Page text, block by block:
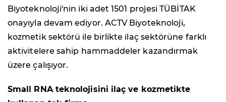
Biyoteknoloji'nin iki adet 1501 projesi TÜBİTAK
onayıyla devam ediyor. ACTV Biyoteknoloji,
kozmetik sektörü ile birlikte ilaç sektörüne farklı
aktivitelere sahip hammaddeler kazandırmak
üzere çalışıyor.
Small RNA teknolojisini ilaç ve kozmetikte